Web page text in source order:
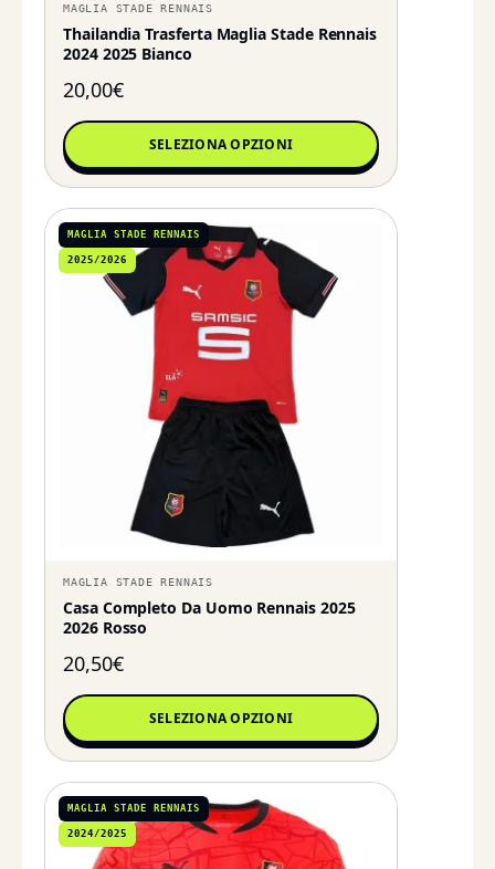
MAGLIA STADE RENNAIS
Thailandia Trasferta Maglia Stade Rennais
2024 2025 Bianco
20,00€
SELEZIONA OPZIONI
MAGLIA STADE RENNAIS
2025/2026
MAGLIA STADE RENNAIS
Casa Completo Da Uomo Rennais 2025
2026 Rosso
20,50€
SELEZIONA OPZIONI
MAGLIA STADE RENNAIS
2024/2025